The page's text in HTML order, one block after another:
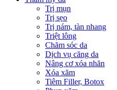
Trị mụn
Trị sẹo
Trị nám, tàn nhang
Triệt lông
Chăm sóc da
Dịch vụ căng da
Nâng cơ xóa nhăn
Xóa xăm
Tiêm Filler, Botox